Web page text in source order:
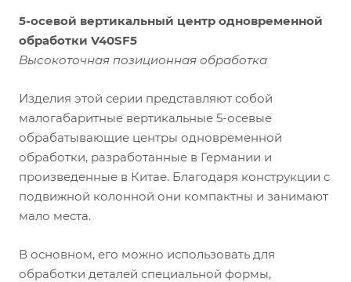
5-осевой вертикальный центр одновременной
обработки V40SF5
Высокоточная позиционная обработка
Изделия этой серии представляют собой
малогабаритные вертикальные 5-осевые
обрабатывающие центры одновременной
обработки, разработанные в Германии и
произведенные в Китае. Благодаря конструкции с
подвижной колонной они компактны и занимают
мало места.
В основном, его можно использовать для
обработки деталей специальной формы,